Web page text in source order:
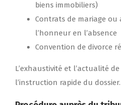
biens immobiliers)
Contrats de mariage
l’honneur en l’absence
Convention de divorce
L’exhaustivité et l’actualité
l’instruction rapide du dossier.